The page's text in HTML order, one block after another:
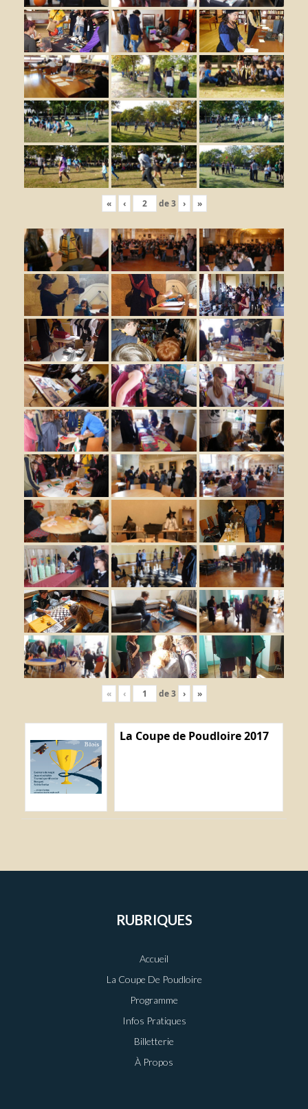
« ‹ de3 › »
« ‹ de3 › »
La Coupe de Poudloire 2017
RUBRIQUES
Accueil
La Coupe De Poudloire
Programme
Infos Pratiques
Billetterie
À Propos